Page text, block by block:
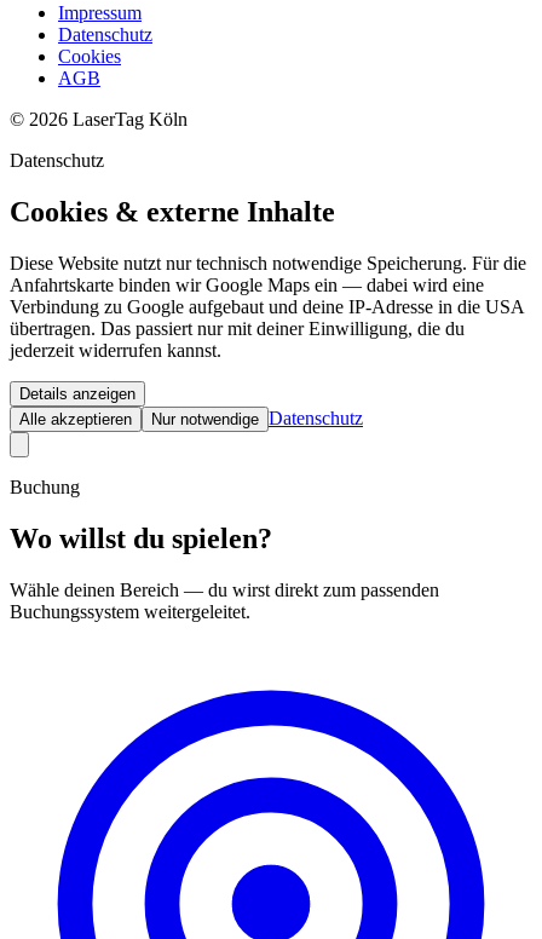
Impressum
Datenschutz
Cookies
AGB
© 2026 LaserTag Köln
Datenschutz
Cookies & externe Inhalte
Diese Website nutzt nur technisch notwendige Speicherung. Für die
Anfahrtskarte binden wir Google Maps ein — dabei wird eine
Verbindung zu Google aufgebaut und deine IP-Adresse in die USA
übertragen. Das passiert nur mit deiner Einwilligung, die du
jederzeit widerrufen kannst.
Details anzeigen
Alle akzeptieren
Nur notwendige Datenschutz
Buchung
Wo willst du spielen?
Wähle deinen Bereich — du wirst direkt zum passenden
Buchungssystem weitergeleitet.